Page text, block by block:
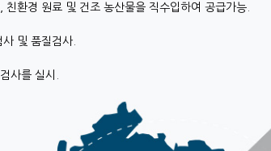
환경 원료 및 건조 농산물을 직수입하여 공급가능.
및 품질검사.
사를 실시.